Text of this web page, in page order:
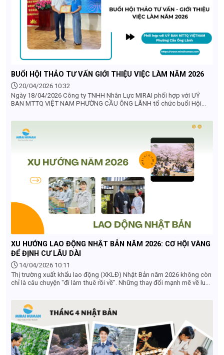
BUỔI HỘI THẢO TƯ VẤN GIỚI THIỆU VIỆC LÀM NĂM 2026
20/04/2026 10:32
Ngày 18/04/2026 Công ty TNHH Nhân Lực MIRAI phối hợp với UỶ
BAN MTTQ VIỆT NAM PHƯỜNG CẦU ÔNG LÃNH tổ chức buổi Hội
năm 2026
XU HƯỚNG LAO ĐỘNG NHẬT BẢN NĂM 2026: CƠ HỘI VÀNG
ĐỂ ĐỊNH CƯ LÂU DÀI
14/04/2026 10:11
Thị trường xuất khẩu lao động (XKLĐ) Nhật Bản năm 2026 không còn
chỉ là câu chuyện "đi làm thuê rồi về". Những thay đổi mạnh mẽ về luật
cho lao động Việt Nam. Dưới đây là 5 xu hướng chủ đạo mà bạn
không thể bỏ qua.